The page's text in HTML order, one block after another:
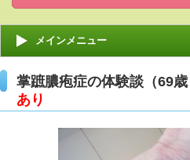
メインメニュー
掌蹠膿疱症の体験談（69
あり